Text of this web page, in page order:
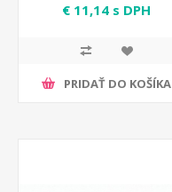
€ 11,14 s DPH
PRIDAŤ DO KOŠÍKA